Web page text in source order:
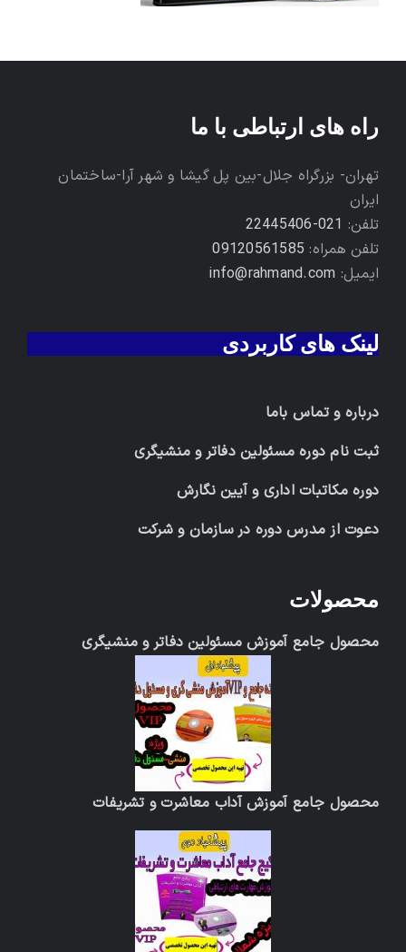
راه های ارتباطی با ما
تهران- بزرگراه جلال-بین پل گیشا و شهر آرا-ساختمان
ایران
تلفن: 021-22445406
تلفن همراه: 09120561585
ایمیل: info@rahmand.com
لینک های کاربردی
درباره و تماس باما
ثبت نام دوره مسئولین دفاتر و منشیگری
دوره مکاتبات اداری و آیین نگارش
دعوت از مدرس دوره در سازمان و شرکت
محصولات
محصول جامع آموزش مسئولین دفاتر و منشیگری
محصول جامع آموزش آداب معاشرت و تشریفات